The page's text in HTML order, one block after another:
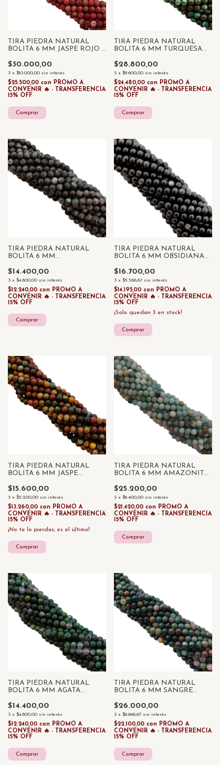
TIRA PIEDRA NATURAL
BOLITA 6 MM JASPE ROJO x
$30.000,00
3 x $10.000,00 sin interés
$25.500,00 con PROMO A
CONVENIR 🔥 - TRANSFERENCIA
15% OFF
TIRA PIEDRA NATURAL
BOLITA 6 MM TURQUESA
$28.800,00
3 x $9.600,00 sin interés
$24.480,00 con PROMO A
CONVENIR 🔥 - TRANSFERENCIA
15% OFF
TIRA PIEDRA NATURAL
BOLITA 6 MM
UNID
$14.400,00
3 x $4.800,00 sin interés
$12.240,00 con PROMO A
CONVENIR 🔥 - TRANSFERENCIA
15% OFF
TIRA PIEDRA NATURAL
BOLITA 6 MM OBSIDIANA
$16.700,00
3 x $5.566,67 sin interés
$14.195,00 con PROMO A
CONVENIR 🔥 - TRANSFERENCIA
15% OFF
¡Solo quedan 3 en stock!
TIRA PIEDRA NATURAL
BOLITA 6 MM JASPE
$15.600,00
3 x $5.200,00 sin interés
$13.260,00 con PROMO A
CONVENIR 🔥 - TRANSFERENCIA
15% OFF
¡No te lo pierdas, es el último!
TIRA PIEDRA NATURAL
BOLITA 6 MM AMAZONITA
$25.200,00
3 x $8.400,00 sin interés
$21.420,00 con PROMO A
CONVENIR 🔥 - TRANSFERENCIA
15% OFF
TIRA PIEDRA NATURAL
BOLITA 6 MM AGATA
$14.400,00
3 x $4.800,00 sin interés
$12.240,00 con PROMO A
CONVENIR 🔥 - TRANSFERENCIA
15% OFF
TIRA PIEDRA NATURAL
BOLITA 6 MM SANGRE
$26.000,00
3 x $8.666,67 sin interés
$22.100,00 con PROMO A
CONVENIR 🔥 - TRANSFERENCIA
15% OFF